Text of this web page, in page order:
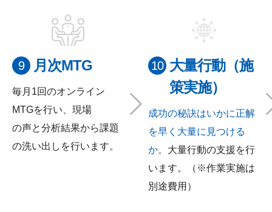
月次MTG
毎月1回のオンライン
MTGを行い、現場
の声と分析結果から課題
の洗い出しを行います。
大量行動（施
策実施）
成功の秘訣はいかに正解
を早く大量に見つける
か。 大量行動の支援を行
います。（※作業実施は
別途費用）